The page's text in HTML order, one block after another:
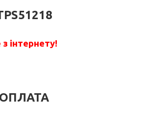
інтернету!